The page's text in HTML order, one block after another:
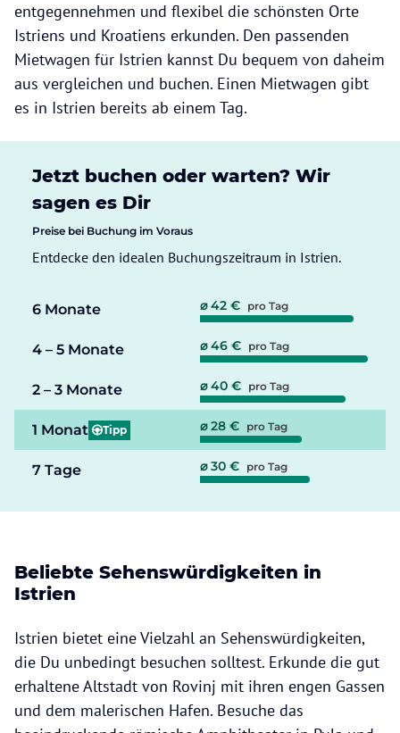
entgegennehmen und flexibel die schönsten Orte
Istriens und Kroatiens erkunden. Den passenden
Mietwagen für Istrien kannst Du bequem von daheim
aus vergleichen und buchen. Einen Mietwagen gibt
es in Istrien bereits ab einem Tag.
Jetzt buchen oder warten? Wir
sagen es Dir
Preise bei Buchung im Voraus
Entdecke den idealen Buchungszeitraum in Istrien.
6 Monate ⌀ 42 € pro Tag
4 – 5 Monate ⌀ 46 € pro Tag
2 – 3 Monate ⌀ 40 € pro Tag
1 Monat Tipp ⌀ 28 € pro Tag
7 Tage ⌀ 30 € pro Tag
Beliebte Sehenswürdigkeiten in
Istrien
Istrien bietet eine Vielzahl an Sehenswürdigkeiten,
die Du unbedingt besuchen solltest. Erkunde die gut
erhaltene Altstadt von Rovinj mit ihren engen Gassen
und dem malerischen Hafen. Besuche das